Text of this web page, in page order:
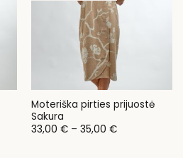
Moteriška pirties prijuostė
Sakura
33,00 € – 35,00 €Price